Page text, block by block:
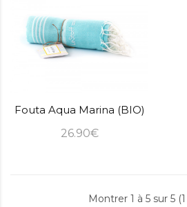
Fouta Aqua Marina (BIO)
26.90€
Montrer 1 à 5 sur 5